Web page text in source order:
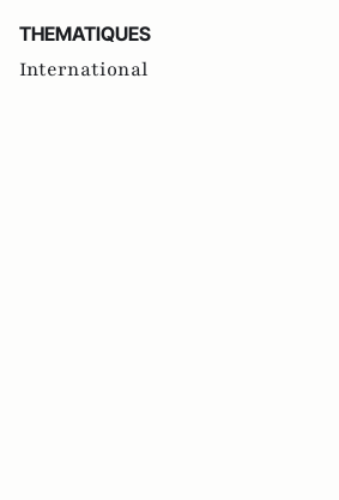
THEMATIQUES
International